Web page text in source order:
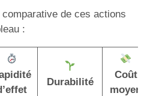
de ces actions
:
Durabilité
Coût
moyen